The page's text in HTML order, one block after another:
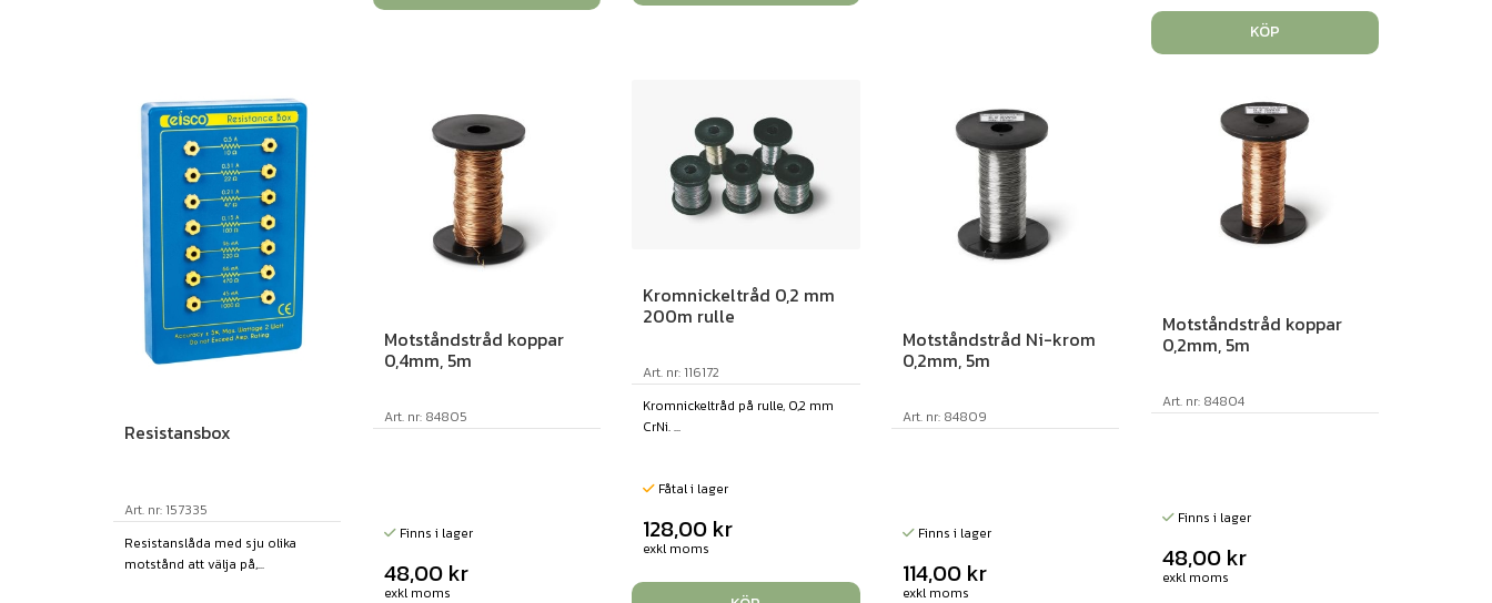
KÖP
Resistansbox
Art. nr: 157335
Resistanslåda med sju olika
motstånd att välja på,...
Motståndstråd koppar
0,4mm, 5m
Art. nr: 84805
Finns i lager
48,00 kr
exkl moms
Kromnickeltråd 0,2 mm
200m rulle
Art. nr: 116172
Kromnickeltråd på rulle, 0,2 mm
CrNi. ...
Fåtal i lager
128,00 kr
exkl moms
Motståndstråd Ni-krom
0,2mm, 5m
Art. nr: 84809
Finns i lager
114,00 kr
exkl moms
Motståndstråd koppar
0,2mm, 5m
Art. nr: 84804
Finns i lager
48,00 kr
exkl moms